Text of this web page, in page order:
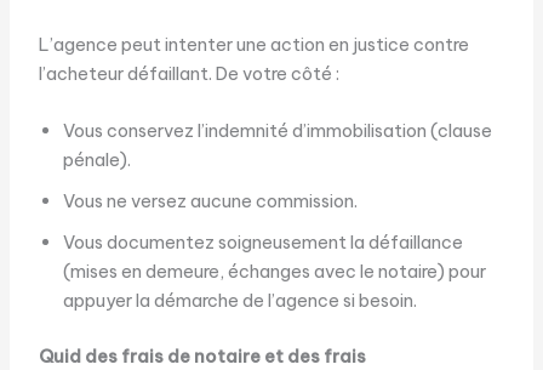
L’agence peut intenter une action en justice contre
l’acheteur défaillant. De votre côté :
Vous conservez l’indemnité d’immobilisation (clause
pénale).
Vous ne versez aucune commission.
Vous documentez soigneusement la défaillance
(mises en demeure, échanges avec le notaire) pour
appuyer la démarche de l’agence si besoin.
Quid des frais de notaire et des frais